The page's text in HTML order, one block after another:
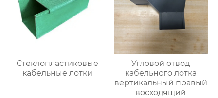
Стеклопластиковые
кабельные лотки
Угловой отвод
кабельного лотка
вертикальный правый
восходящий